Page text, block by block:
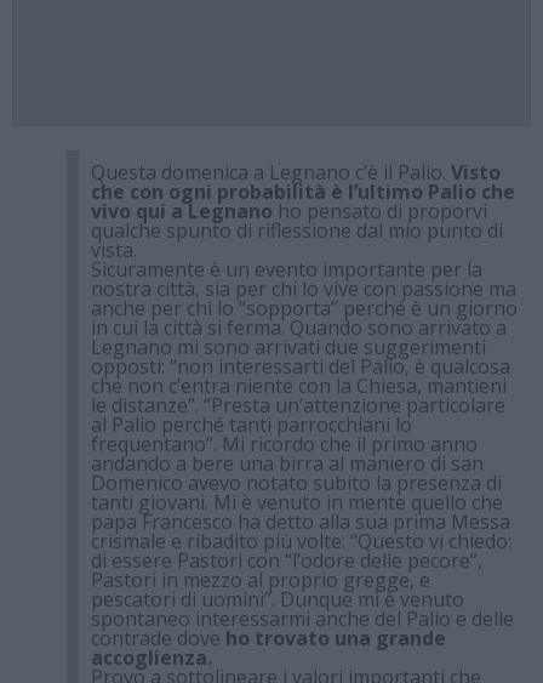
Questa domenica a Legnano c’è il Palio. Visto
che con ogni probabilità è l’ultimo Palio che
vivo qui a Legnano ho pensato di proporvi
qualche spunto di riflessione dal mio punto di
vista.
Sicuramente è un evento importante per la
nostra città, sia per chi lo vive con passione ma
anche per chi lo “sopporta” perché è un giorno
in cui la città si ferma. Quando sono arrivato a
Legnano mi sono arrivati due suggerimenti
opposti: “non interessarti del Palio, è qualcosa
che non c’entra niente con la Chiesa, mantieni
le distanze”. “Presta un’attenzione particolare
al Palio perché tanti parrocchiani lo
frequentano”. Mi ricordo che il primo anno
andando a bere una birra al maniero di san
Domenico avevo notato subito la presenza di
tanti giovani. Mi è venuto in mente quello che
papa Francesco ha detto alla sua prima Messa
crismale e ribadito più volte: “Questo vi chiedo:
di essere Pastori con “l’odore delle pecore”,
Pastori in mezzo al proprio gregge, e
pescatori di uomini”. Dunque mi è venuto
spontaneo interessarmi anche del Palio e delle
contrade dove ho trovato una grande
accoglienza.
Provo a sottolineare i valori importanti che